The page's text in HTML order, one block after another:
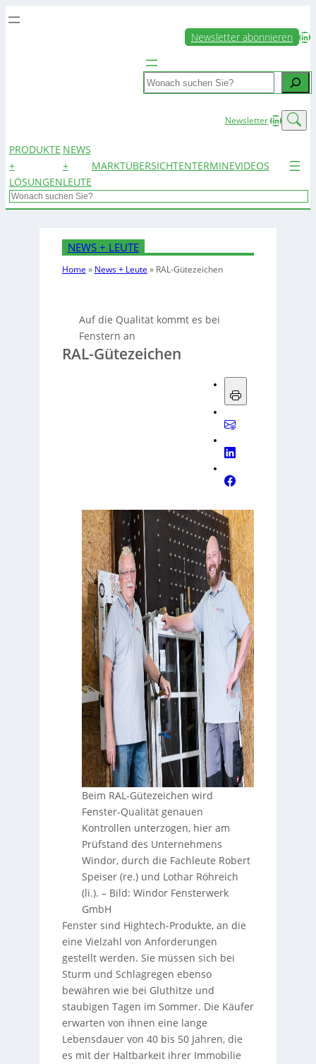
Newsletter abonnieren LinkedIn
Search
NewsletterLinkedIn
PRODUKTE
+
LÖSUNGEN
NEWS
+
LEUTE
MARKTÜBERSICHTENTERMINEVIDEOS
Search
NEWS + LEUTE
Home » News + Leute » RAL-Gütezeichen
Auf die Qualität kommt es bei
Fenstern an
RAL-Gütezeichen
Beim RAL-Gütezeichen wird
Fenster-Qualität genauen
Kontrollen unterzogen, hier am
Prüfstand des Unternehmens
Windor, durch die Fachleute Robert
Speiser (re.) und Lothar Röhreich
(li.).– Bild: Windor Fensterwerk
GmbH
Fenster sind Hightech-Produkte, an die
eine Vielzahl von Anforderungen
gestellt werden. Sie müssen sich bei
Sturm und Schlagregen ebenso
bewähren wie bei Gluthitze und
staubigen Tagen im Sommer. Die Käufer
erwarten von ihnen eine lange
Lebensdauer von 40 bis 50 Jahren, die
es mit der Haltbarkeit ihrer Immobilie